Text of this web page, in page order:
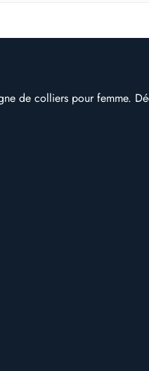
de colliers pour femme.